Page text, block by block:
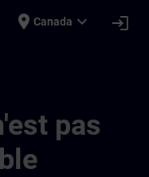
place Canada expand_more login
pas